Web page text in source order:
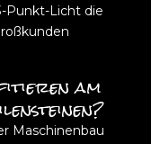
Punkt-Licht die
am
Maschinenbau